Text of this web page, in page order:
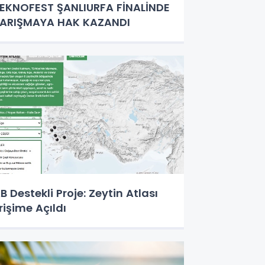
ŞANLIURFA FİNALİNDE
HAK KAZANDI
Destekli Proje: Zeytin Atlası
Açıldı